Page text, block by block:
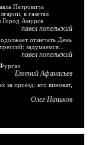
Петровича
в газетах
Город Амурск
павел попельский
отмечать День
задумаемся...
павел попельский
Евгений Афанасьев
за проезд: кто виноват,
Олег Паньков